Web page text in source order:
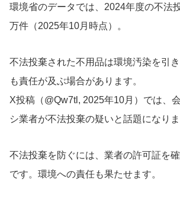
環境省のデータでは、2024年度の不法
万件（2025年10月時点）。
不法投棄された不用品は環境汚染を引
も責任が及ぶ場合があります。
X投稿（@Qw7tl, 2025年10月）では、
シ業者が不法投棄の疑いと話題になりま
不法投棄を防ぐには、業者の許可証を
です。環境への責任も果たせます。